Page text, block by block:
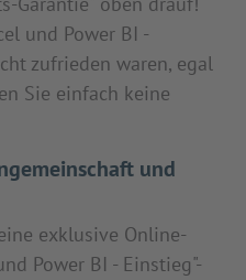
und Power BI -
zufrieden waren, egal
Sie einfach keine
und
exklusive Online-
Power BI - Einstieg"-